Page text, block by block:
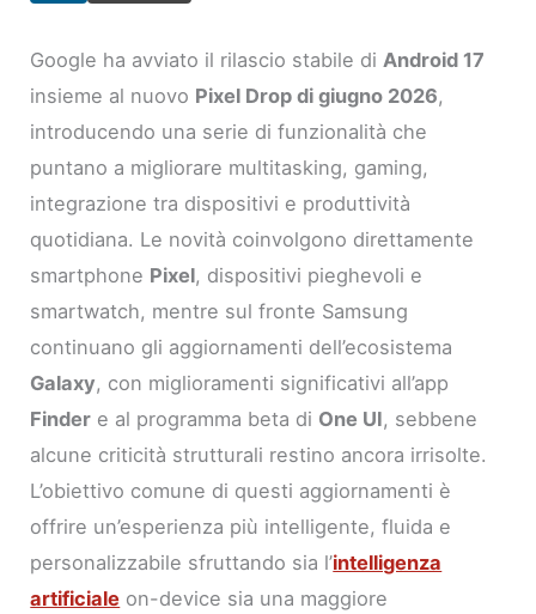
Google ha avviato il rilascio stabile diAndroid 17
insieme al nuovo Pixel Drop di giugno 2026,
introducendo una serie di funzionalità che
puntano a migliorare multitasking, gaming,
integrazione tra dispositivi e produttività
quotidiana. Le novità coinvolgono direttamente
smartphone Pixel, dispositivi pieghevoli e
smartwatch, mentre sul fronte Samsung
continuano gli aggiornamenti dell’ecosistema
Galaxy, con miglioramenti significativi all’app
Finder e al programma beta di One UI, sebbene
alcune criticità strutturali restino ancora irrisolte.
L’obiettivo comune di questi aggiornamenti è
offrire un’esperienza più intelligente, fluida e
personalizzabile sfruttando sia l’intelligenza
artificiale on-device sia una maggiore